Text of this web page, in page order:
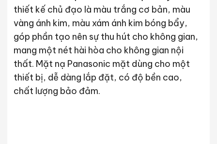
thiết kế chủ đạo là màu trắng cơ bản, màu
vàng ánh kim, màu xám ánh kim bóng bẩy,
góp phần tạo nên sự thu hút cho không gian,
mang một nét hài hòa cho không gian nội
thất. Mặt nạ Panasonic mặt dùng cho một
thiết bị, dễ dàng lắp đặt, có độ bền cao,
chất lượng bảo đảm.